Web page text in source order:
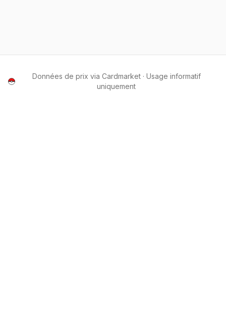
Données de prix via Cardmarket · Usage informatif
uniquement